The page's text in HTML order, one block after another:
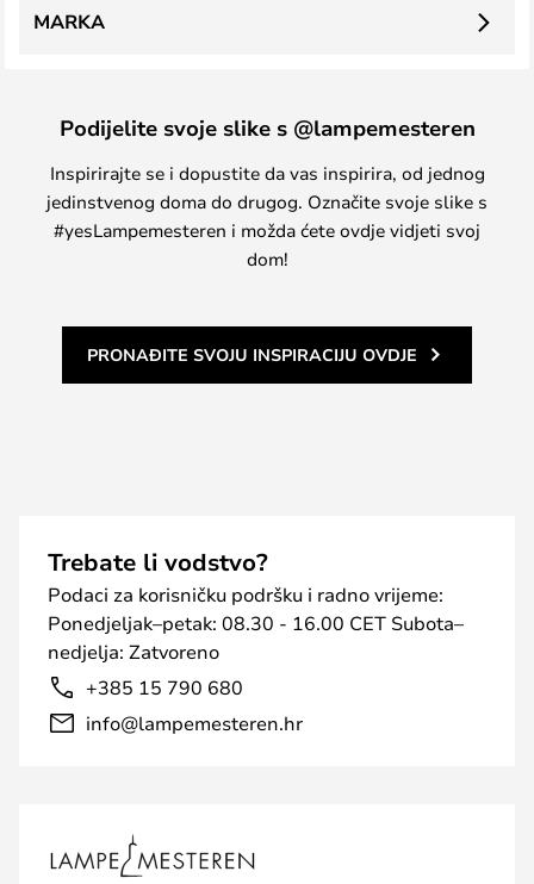
MARKA
Podijelite svoje slike s @lampemesteren
Inspirirajte se i dopustite da vas inspirira, od jednog
jedinstvenog doma do drugog. Označite svoje slike s
#yesLampemesteren i možda ćete ovdje vidjeti svoj
dom!
PRONAĐITE SVOJU INSPIRACIJU OVDJE
Trebate li vodstvo?
Podaci za korisničku podršku i radno vrijeme:
Ponedjeljak–petak: 08.30 - 16.00 CET Subota–
nedjelja: Zatvoreno
+385 15 790 680
info@lampemesteren.hr